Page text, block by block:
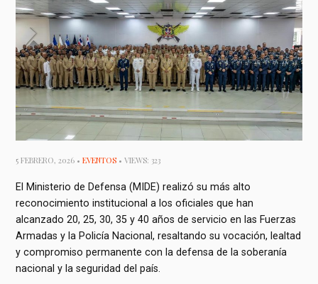
5 FEBRERO, 2026 •EVENTOS • VIEWS: 323
El Ministerio de Defensa (MIDE) realizó su más alto
reconocimiento institucional a los oficiales que han
alcanzado 20, 25, 30, 35 y 40 años de servicio en las Fuerzas
Armadas y la Policía Nacional, resaltando su vocación, lealtad
y compromiso permanente con la defensa de la soberanía
nacional y la seguridad del país.